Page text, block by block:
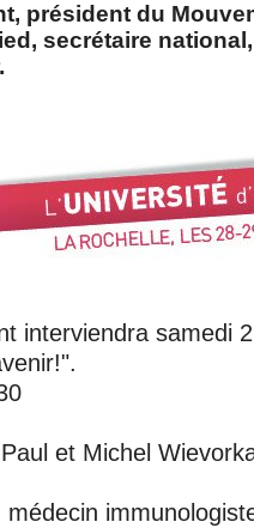
président du
secrétaire
interviendra samedi
et Michel